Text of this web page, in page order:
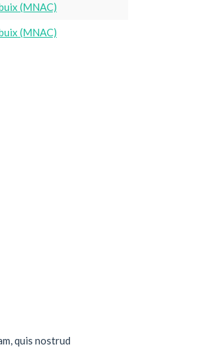
(MNAC)
(MNAC)
quis nostrud